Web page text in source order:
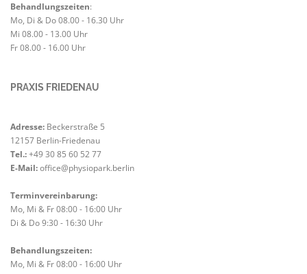
Behandlungszeiten:
Mo, Di & Do 08.00 - 16.30 Uhr
Mi 08.00 - 13.00 Uhr
Fr 08.00 - 16.00 Uhr
PRAXIS FRIEDENAU
Adresse: Beckerstraße 5
12157 Berlin-Friedenau
Tel.:+49 30 85 60 52 77
E-Mail:office@physiopark.berlin
Terminvereinbarung:
Mo, Mi & Fr 08:00 - 16:00 Uhr
Di & Do 9:30 - 16:30 Uhr
Behandlungszeiten:
Mo, Mi & Fr 08:00 - 16:00 Uhr